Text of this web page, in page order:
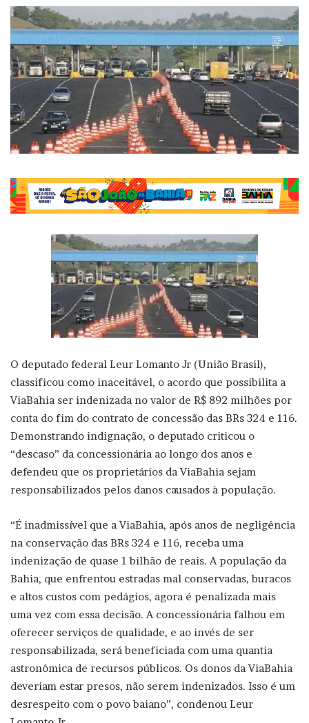
O deputado federal Leur Lomanto Jr (União Brasil),
classificou como inaceitável, o acordo que possibilita a
ViaBahia ser indenizada no valor de R$ 892 milhões por
conta do fim do contrato de concessão das BRs 324 e 116.
Demonstrando indignação, o deputado criticou o
“descaso” da concessionária ao longo dos anos e
defendeu que os proprietários da ViaBahia sejam
responsabilizados pelos danos causados à população.
“É inadmissível que a ViaBahia, após anos de negligência
na conservação das BRs 324 e 116, receba uma
indenização de quase 1 bilhão de reais. A população da
Bahia, que enfrentou estradas mal conservadas, buracos
e altos custos com pedágios, agora é penalizada mais
uma vez com essa decisão. A concessionária falhou em
oferecer serviços de qualidade, e ao invés de ser
responsabilizada, será beneficiada com uma quantia
astronômica de recursos públicos. Os donos da ViaBahia
deveriam estar presos, não serem indenizados. Isso é um
desrespeito com o povo baiano”, condenou Leur